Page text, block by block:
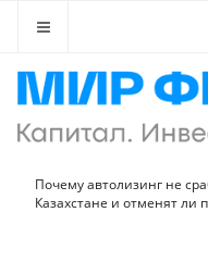
Почему автолизинг не
Казахстане и отменят ли